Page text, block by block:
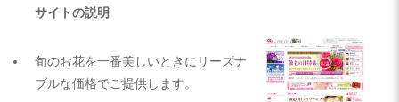
サイトの説明
旬のお花を一番美しいときにリーズナ
ブルな価格でご提供します。